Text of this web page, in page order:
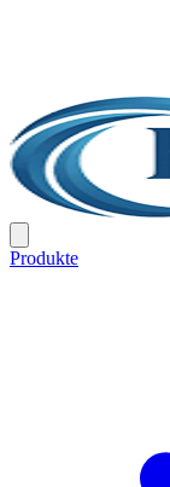
Produkte